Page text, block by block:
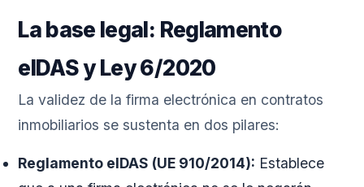
La base legal: Reglamento
eIDAS y Ley 6/2020
La validez de la firma electrónica en contratos
inmobiliarios se sustenta en dos pilares:
Reglamento eIDAS (UE 910/2014): Establece